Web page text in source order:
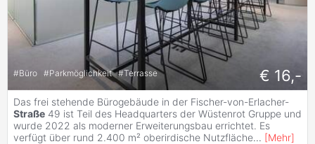
#Büro #Parkmöglichkeit #Terrasse € 16,-
Das frei stehende Bürogebäude in der Fischer-von-Erlacher-
Straße 49 ist Teil des Headquarters der Wüstenrot Gruppe und
wurde 2022 als moderner Erweiterungsbau errichtet. Es
verfügt über rund 2.400 m² oberirdische Nutzfläche... [Mehr]